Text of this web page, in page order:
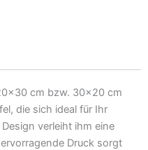
cm bzw. 30×20 cm
die sich ideal für Ihr
verleiht ihm eine
Druck sorgt